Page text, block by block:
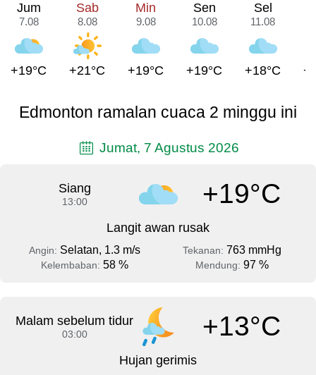
Jum
7.08
+19°C
Sab
8.08
+21°C
Min
9.08
+19°C
Sen
10.08
+19°C
Sel
11.08
+18°C
Edmonton ramalan cuaca 2 minggu ini
Jumat, 7 Agustus 2026
Siang
13:00 +19°C
Langit awan rusak
Angin: Selatan, 1.3 m/s Tekanan: 763 mmHg
Kelembaban: 58 % Mendung: 97 %
Malam sebelum tidur
03:00 +13°C
Hujan gerimis